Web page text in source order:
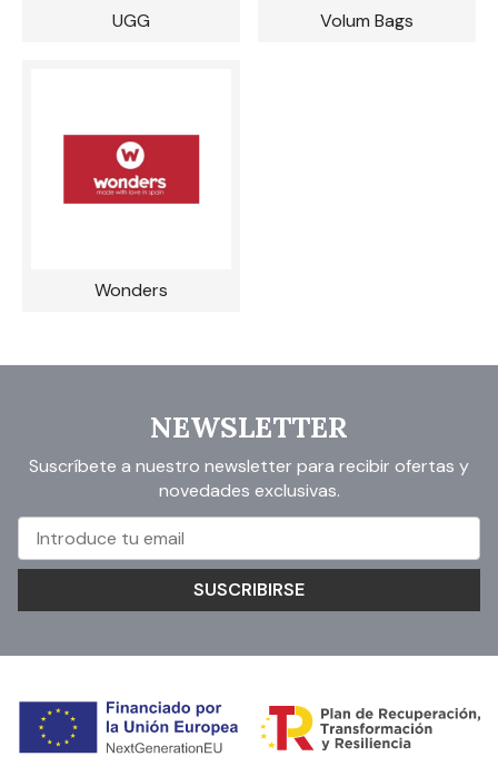
UGG Volum Bags
Wonders
NEWSLETTER
Suscríbete a nuestro newsletter para recibir ofertas y
novedades exclusivas.
SUSCRIBIRSE